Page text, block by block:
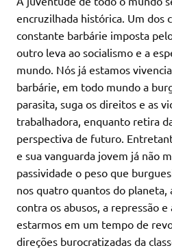
encruzilhada histórica. Um dos
constante barbárie imposta
outro leva ao socialismo e a
mundo. Nós já estamos
barbárie, em todo mundo a
parasita, suga os direitos e as
trabalhadora, enquanto retira
perspectiva de futuro.
e sua vanguarda jovem já não
passividade o peso que
nos quatro quantos do
contra os abusos, a repressão
estarmos em um tempo de
direções burocratizadas da